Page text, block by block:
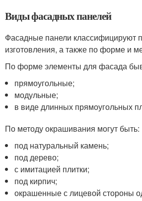
Виды фасадных панелей
Фасадные панели классифицируют
изготовления, а также по форме и
По форме элементы для фасада
прямоугольные;
модульные;
в виде длинных прямоугольных
По методу окрашивания могут быть:
под натуральный камень;
под дерево;
с имитацией плитки;
под кирпич;
окрашенные с лицевой стороны